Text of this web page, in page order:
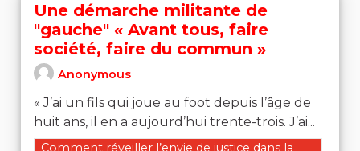
Une démarche militante de
"gauche" « Avant tous, faire
société, faire du commun »
Anonymous
« J’ai un fils qui joue au foot depuis l’âge de
huit ans, il en a aujourd’hui trente-trois. J’ai...
Filtrer les résultats de la catégorie : Comment réveiller
Comment réveiller l’envie de justice dans la